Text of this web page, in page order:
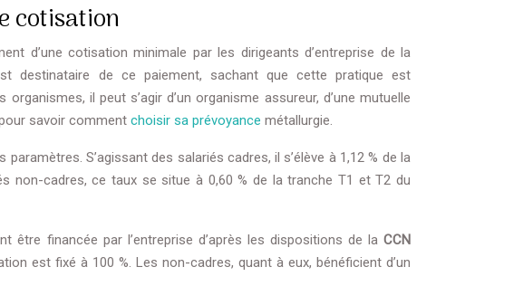
cotisation
d’une cotisation minimale par les dirigeants d’entreprise de la
destinataire de ce paiement, sachant que cette pratique est
il peut s’agir d’un organisme assureur, d’une mutuelle
savoir comment choisir sa prévoyance métallurgie.
S’agissant des salariés cadres, il s’élève à 1,12 % de la
non-cadres, ce taux se situe à 0,60 % de la tranche T1 et T2 du
être financée par l’entreprise d’après les dispositions de la CCN
est fixé à 100 %. Les non-cadres, quant à eux, bénéficient d’un